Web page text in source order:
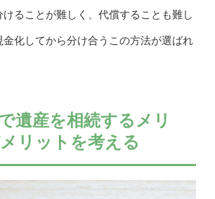
ることが難しく、代償することも難し
金化してから分け合うこの方法が選ばれ
遺産を相続するメリ
リットを考える